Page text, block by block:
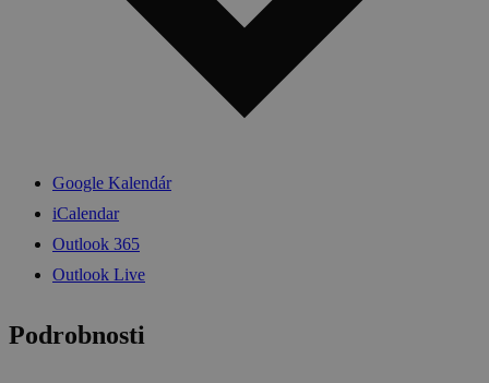
Google Kalendár
iCalendar
Outlook 365
Outlook Live
Podrobnosti